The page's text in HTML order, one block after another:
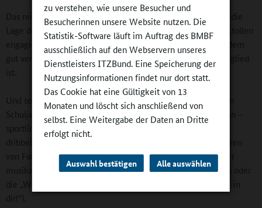
zu verstehen, wie unsere Besucher und
Besucherinnen unsere Website nutzen. Die
Statistik-Software läuft im Auftrag des BMBF
ausschließlich auf den Webservern unseres
Dienstleisters ITZBund. Eine Speicherung der
Nutzungsinformationen findet nur dort statt.
Das Cookie hat eine Gültigkeit von 13
Monaten und löscht sich anschließend von
selbst. Eine Weitergabe der Daten an Dritte
erfolgt nicht.
Auswahl bestätigen Alle auswählen
Das reichhaltige und altersgemischte AG-Angebot
ist für die
Lage der Schule mehr als beachtlich. Es verdankt sich dem „tollen
engagierten Kollegium“ der Grundschule und nicht zuletzt dem
gut vernetzten Schulleiter selbst, der in vielen Vereinen Mitglied
ist.
Und so können sich die Schülerinnen und Schüler jeweils am
Schuljahresbeginn für AGs an drei Wochentagen entscheiden –
sportliche wie Kinderleichtathletik, Fußball („Tricksen und
dribbeln wie Christiano Ronaldo“) oder Turnen „auf den Spuren
von Fabian Hambüchen“, Zirkusakrobatik und Hip-Hop. Oder
musikalische und künstlerische AGs wie Flöten, Theater-AG oder
die „Werkstatt Kunst und Werken“ („Entdecke den Künstler in
dir!“).